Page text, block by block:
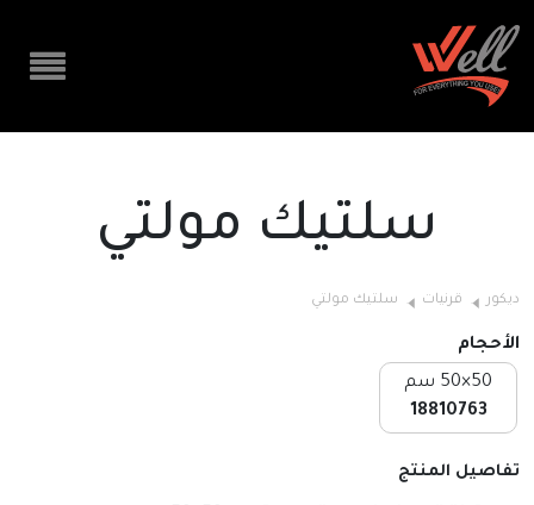
سلتيك مولتي
ديكور قرنيات سلتيك مولتي
الأحجام
50×50 سم
18810763
تفاصيل المنتج